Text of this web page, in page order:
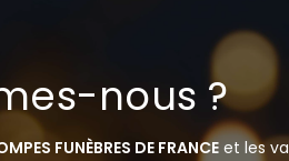
nous ?
FUNÈBRES DE FRANCEet les